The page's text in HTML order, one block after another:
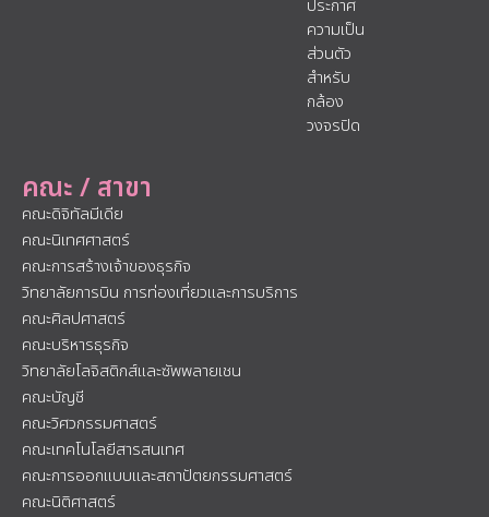
คณะ / สาขา
คณะดิจิทัลมีเดีย
คณะนิเทศศาสตร์
คณะการสร้างเจ้าของธุรกิจ
วิทยาลัยการบิน การท่องเที่ยวและการบริการ
คณะศิลปศาสตร์
คณะบริหารธุรกิจ
วิทยาลัยโลจิสติกส์และซัพพลายเชน
คณะบัญชี
คณะวิศวกรรมศาสตร์
คณะเทคโนโลยีสารสนเทศ
คณะการออกแบบและสถาปัตยกรรมศาสตร์
คณะนิติศาสตร์
ประกาศ
ความเป็น
ส่วนตัว
สำหรับ
กล้อง
วงจรปิด